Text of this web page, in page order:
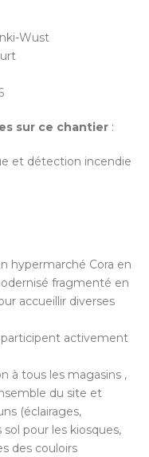
Wust
sur ce chantier:
et détection incendie
hypermarché Cora en
fragmenté en
accueillir diverses
participent activement
à tous les magasins ,
du site et
(éclairages,
pour les kiosques,
des couloirs